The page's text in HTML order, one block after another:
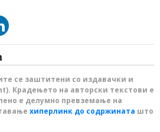
се заштитени со издавачки и
Крадењето на авторски текстови е
е делумно превземање на
хиперлинк до содржината што